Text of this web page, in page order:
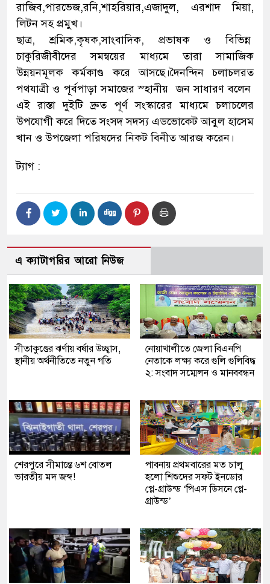
রাজিব,পারভেজ,রনি,শাহরিয়ার,এজাদুল, এরশাদ মিয়া,
লিটন সহ প্রমুখ।
ছাত্র, শ্রমিক,কৃষক,সাংবাদিক, প্রভাষক ও বিভিন্ন
চাকুরিজীবীদের সমন্বয়ের মাধ্যমে তারা সামাজিক
উন্নয়নমূলক কর্মকাণ্ড করে আসছে।দৈনন্দিন চলাচলরত
পথযাত্রী ও পূর্বপাড়া সমাজের স্হানীয় জন সাধারণ বলেন
এই রাস্তা দুইটি দ্রুত পূর্ণ সংস্কারের মাধ্যমে চলাচলের
উপযোগী করে দিতে সংসদ সদস্য এডভোকেট আবুল হাসেম
খান ও উপজেলা পরিষদের নিকট বিনীত আরজ করেন।
ট্যাগ :
এ ক্যাটাগরির আরো নিউজ
সীতাকুণ্ডের ঝর্ণায় বর্ষার উচ্ছ্বাস,
স্থানীয় অর্থনীতিতে নতুন গতি
নোয়াখালীতে জেলা বিএনপি
নেতাকে লক্ষ্য করে গুলি গুলিবিদ্ধ
২: সংবাদ সম্মেলন ও মানববন্ধন
শেরপুরে সীমান্তে ৬শ বোতল
ভারতীয় মদ জব্দ!
পাবনায় প্রথমবারের মত চালু
হলো শিশুদের সফট ইনডোর
প্লে-গ্রাউন্ড ‘পিএস ডিসনে প্লে-
গ্রাউন্ড’